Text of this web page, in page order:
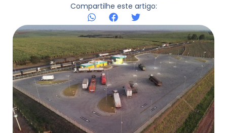
Agenda
Contato
Compartilhe este artigo: